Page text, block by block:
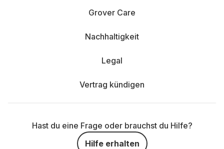
Grover Care
Nachhaltigkeit
Legal
Vertrag kündigen
Hast du eine Frage oder brauchst du Hilfe?
Hilfe erhalten